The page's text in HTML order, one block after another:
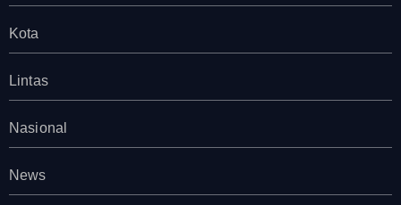
Kota
Lintas
Nasional
News